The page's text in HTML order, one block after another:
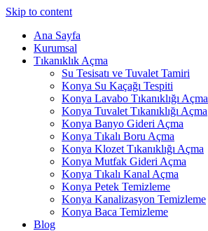
Skip to content
Ana Sayfa
Kurumsal
Tıkanıklık Açma
Su Tesisatı ve Tuvalet Tamiri
Konya Su Kaçağı Tespiti
Konya Lavabo Tıkanıklığı Açma
Konya Tuvalet Tıkanıklığı Açma
Konya Banyo Gideri Açma
Konya Tıkalı Boru Açma
Konya Klozet Tıkanıklığı Açma
Konya Mutfak Gideri Açma
Konya Tıkalı Kanal Açma
Konya Petek Temizleme
Konya Kanalizasyon Temizleme
Konya Baca Temizleme
Blog